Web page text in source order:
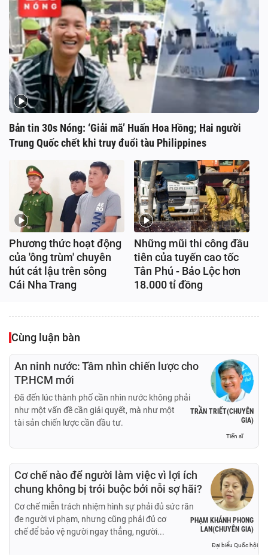
Bản tin 30s Nóng: ‘Giải mã’ Huấn Hoa Hồng; Hai người
Trung Quốc chết khi truy đuổi tàu Philippines
Phương thức hoạt động
của 'ông trùm' chuyên
hút cát lậu trên sông
Cái Nha Trang
Những mũi thi công đầu
tiên của tuyến cao tốc
Tân Phú - Bảo Lộc hơn
18.000 tỉ đồng
Cùng luận bàn
TRẦN TRIẾT(CHUYÊN
GIA)
Tiến sĩ
An ninh nước: Tầm nhìn chiến lược cho
TP.HCM mới
Đã đến lúc thành phố cần nhìn nước không phải
như một vấn đề cần giải quyết, mà như một
tài sản chiến lược cần đầu tư.
PHẠM KHÁNH PHONG
LAN(CHUYÊN GIA)
Đại biểu Quốc hội
Cơ chế nào để người làm việc vì lợi ích
chung không bị trói buộc bởi nỗi sợ hãi?
Cơ chế miễn trách nhiệm hình sự phải đủ sức răn
đe người vi phạm, nhưng cũng phải đủ cơ
chế để bảo vệ người ngay thẳng, người...